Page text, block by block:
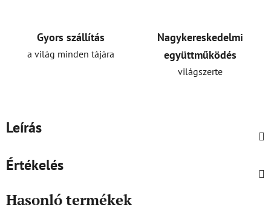
Gyors szállítás
a világ minden tájára
Nagykereskedelmi
együttműködés
világszerte
Leírás
Értékelés
Hasonló termékek